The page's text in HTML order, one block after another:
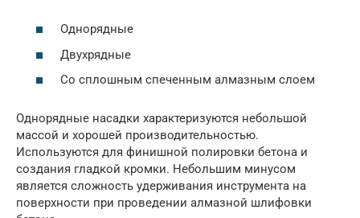
Однорядные
Двухрядные
Со сплошным спеченным алмазным слоем
Однорядные насадки характеризуются небольшой
массой и хорошей производительностью.
Используются для финишной полировки бетона и
создания гладкой кромки. Небольшим минусом
является сложность удерживания инструмента на
поверхности при проведении алмазной шлифовки